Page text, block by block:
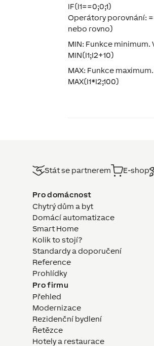
IF(I1==0;0;1)
Operátory porovnání:
nebo rovno)
MIN: Funkce minimum.
MIN(I1;I2+10)
MAX: Funkce
MAX(I1*I2;100)
Stát se partnerem E-shop
Pro domácnost
Chytrý dům a byt
Domácí automatizace
Smart Home
Kolik to stojí?
Standardy a doporučení
Reference
Prohlídky
Pro firmu
Přehled
Modernizace
Rezidenční bydlení
Řetězce
Hotely a restaurace